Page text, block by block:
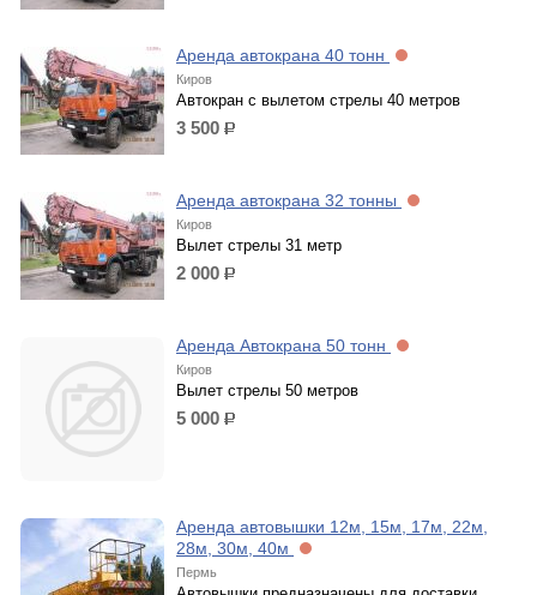
Аренда автокрана 40 тонн
Киров
Автокран с вылетом стрелы 40 метров
3 500 р.
Аренда автокрана 32 тонны
Киров
Вылет стрелы 31 метр
2 000 р.
Аренда Автокрана 50 тонн
Киров
Вылет стрелы 50 метров
5 000 р.
Аренда автовышки 12м, 15м, 17м, 22м,
28м, 30м, 40м
Пермь